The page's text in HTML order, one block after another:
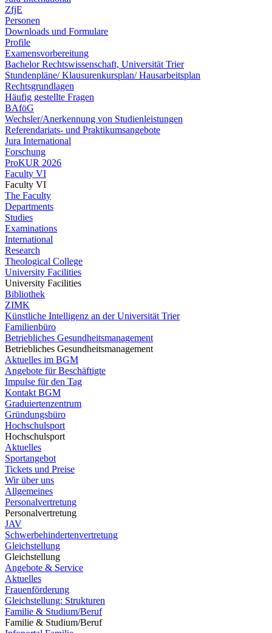
ZfjE
Personen
Downloads und Formulare
Profile
Examensvorbereitung
Bachelor Rechtswissenschaft, Universität Trier
Stundenpläne/ Klausurenkursplan/ Hausarbeitsplan
Rechtsgrundlagen
Häufig gestellte Fragen
BAföG
Wechsler/Anerkennung von Studienleistungen
Referendariats- und Praktikumsangebote
Jura International
Forschung
ProKUR 2026
Faculty VI
Faculty VI
The Faculty
Departments
Studies
Examinations
International
Research
Theological College
University Facilities
University Facilities
Bibliothek
ZIMK
Künstliche Intelligenz an der Universität Trier
Familienbüro
Betriebliches Gesundheitsmanagement
Betriebliches Gesundheitsmanagement
Aktuelles im BGM
Angebote für Beschäftigte
Impulse für den Tag
Kontakt BGM
Graduiertenzentrum
Gründungsbüro
Hochschulsport
Hochschulsport
Aktuelles
Sportangebot
Tickets und Preise
Wir über uns
Allgemeines
Personalvertretung
Personalvertretung
JAV
Schwerbehindertenvertretung
Gleichstellung
Gleichstellung
Angebote & Service
Aktuelles
Frauenförderung
Gleichstellung: Strukturen
Familie & Studium/Beruf
Familie & Studium/Beruf